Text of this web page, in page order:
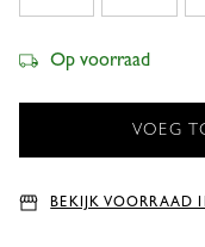
Op voorraad
BEKIJK VOORRAAD